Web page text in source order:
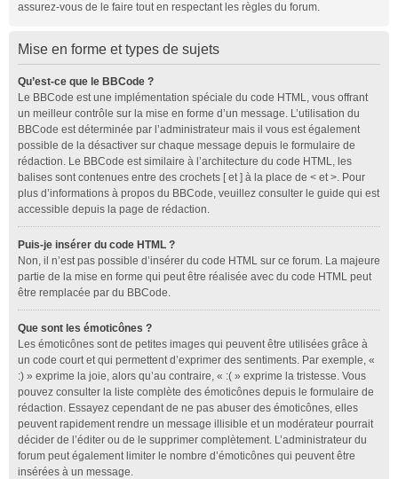
assurez-vous de le faire tout en respectant les règles du forum.
Mise en forme et types de sujets
Qu’est-ce que le BBCode ?
Le BBCode est une implémentation spéciale du code HTML, vous offrant
un meilleur contrôle sur la mise en forme d’un message. L’utilisation du
BBCode est déterminée par l’administrateur mais il vous est également
possible de la désactiver sur chaque message depuis le formulaire de
rédaction. Le BBCode est similaire à l’architecture du code HTML, les
balises sont contenues entre des crochets [ et ] à la place de < et >. Pour
plus d’informations à propos du BBCode, veuillez consulter le guide qui est
accessible depuis la page de rédaction.
Puis-je insérer du code HTML ?
Non, il n’est pas possible d’insérer du code HTML sur ce forum. La majeure
partie de la mise en forme qui peut être réalisée avec du code HTML peut
être remplacée par du BBCode.
Que sont les émoticônes ?
Les émoticônes sont de petites images qui peuvent être utilisées grâce à
un code court et qui permettent d’exprimer des sentiments. Par exemple, «
:) » exprime la joie, alors qu’au contraire, « :( » exprime la tristesse. Vous
pouvez consulter la liste complète des émoticônes depuis le formulaire de
rédaction. Essayez cependant de ne pas abuser des émoticônes, elles
peuvent rapidement rendre un message illisible et un modérateur pourrait
décider de l’éditer ou de le supprimer complètement. L’administrateur du
forum peut également limiter le nombre d’émoticônes qui peuvent être
insérées à un message.